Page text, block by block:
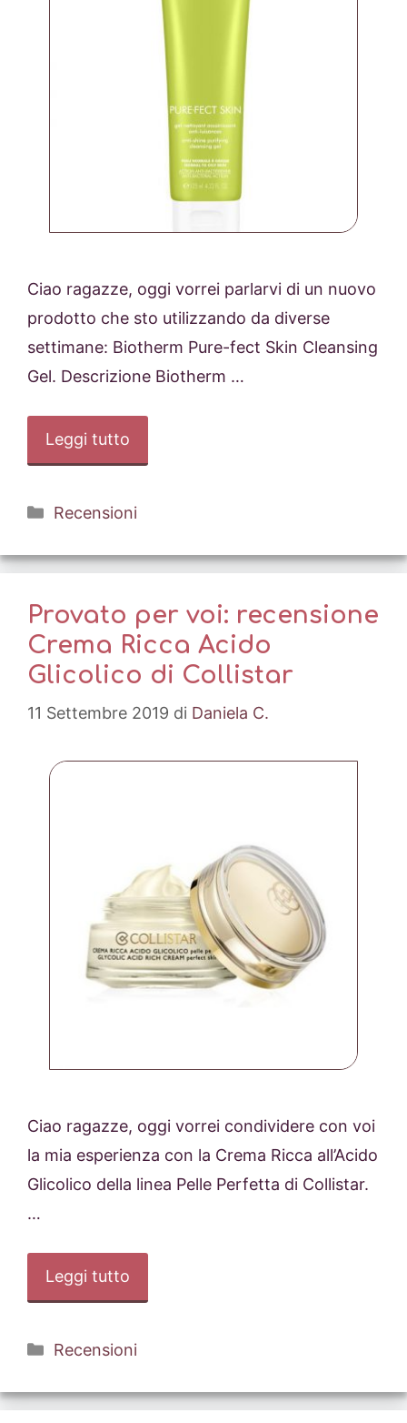
Ciao ragazze, oggi vorrei parlarvi di un nuovo
prodotto che sto utilizzando da diverse
settimane: Biotherm Pure-fect Skin Cleansing
Gel. Descrizione Biotherm …
Leggi tutto
Categorie
Recensioni
Provato per voi: recensione
Crema Ricca Acido
Glicolico di Collistar
11 Settembre 2019 di Daniela C.
Ciao ragazze, oggi vorrei condividere con voi
la mia esperienza con la Crema Ricca all’Acido
Glicolico della linea Pelle Perfetta di Collistar.
…
Leggi tutto
Categorie
Recensioni